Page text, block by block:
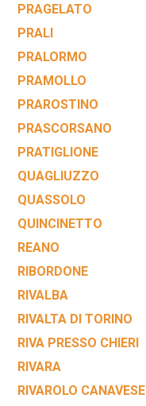
PRAGELATO
PRALI
PRALORMO
PRAMOLLO
PRAROSTINO
PRASCORSANO
PRATIGLIONE
QUAGLIUZZO
QUASSOLO
QUINCINETTO
REANO
RIBORDONE
RIVALBA
RIVALTA DI TORINO
RIVA PRESSO CHIERI
RIVARA
RIVAROLO CANAVESE